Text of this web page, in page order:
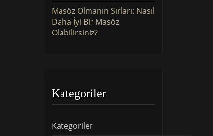
Masöz Olmanın Sırları: Nasıl
Daha İyi Bir Masöz
Olabilirsiniz?
Kategoriler
Kategoriler